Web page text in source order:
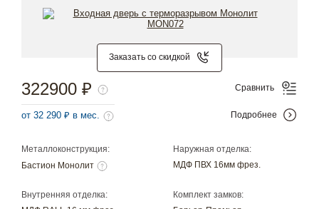
Заказать со скидкой
Металлоконструкция:
Бастион Монолит
Наружная отделка:
МДФ ПВХ 16мм фрез.
Внутренняя отделка:
Комплект замков:
322900 ₽
от 32 290 ₽ в мес.
Сравнить
Подробнее